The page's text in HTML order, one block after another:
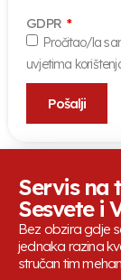
GDPR
Pročitao/la
uvjetima
Pošalji
Servis na
Sesvete i
Bez obzira gdje
jednaka razina
stručan tim